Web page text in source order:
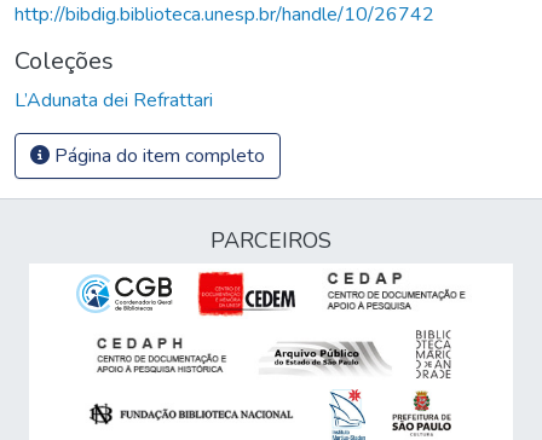
http://bibdig.biblioteca.unesp.br/handle/10/26742
Coleções
L’Adunata dei Refrattari
Página do item completo
PARCEIROS